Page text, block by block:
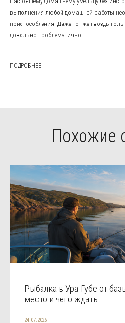
выполнения любой домашней работы
приспособления. Даже тот же гвоздь
довольно проблематично...
ПОДРОБНЕЕ
Похожие
Рыбалка в Ура-Губе от
место и чего ждать
24.07.2026